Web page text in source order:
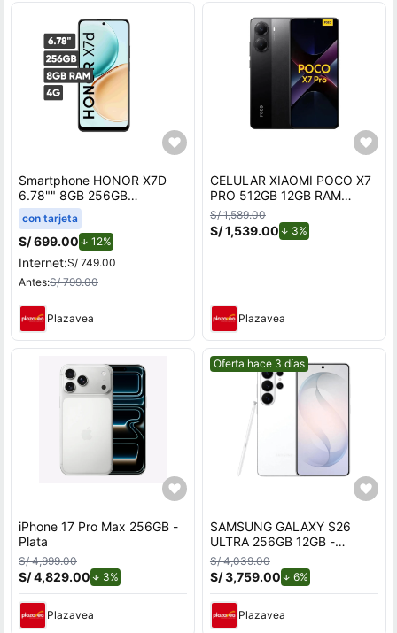
Smartphone HONOR X7D
6.78"" 8GB 256GB
108MP+2MP Negro
con tarjeta
S/ 699.00 12%
Internet:S/ 749.00
Antes:S/ 799.00
Plazavea
CELULAR XIAOMI POCO X7
PRO 512GB 12GB RAM
NEGRO
S/ 1,589.00
S/ 1,539.00 3%de descuento.
Plazavea
iPhone 17 Pro Max 256GB -
Plata
S/ 4,999.00
S/ 4,829.00 3%
Plazavea
Mejor precio.
Oferta hace 3 días
SAMSUNG GALAXY S26
ULTRA 256GB 12GB -
BLANCO
S/ 4,039.00
S/ 3,759.00 6%de descuento.
Plazavea